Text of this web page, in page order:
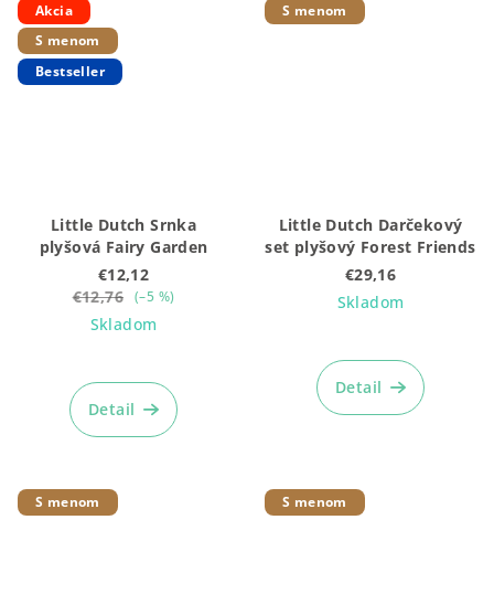
Akcia
S menom
Bestseller
Little Dutch Srnka
plyšová Fairy Garden
€12,12
€12,76 (–5 %)
Skladom
hodnotenie
produktu
Detail
S menom
Little Dutch Darčekový
set plyšový Forest Friends
€29,16
Skladom
Detail
S menom S menom